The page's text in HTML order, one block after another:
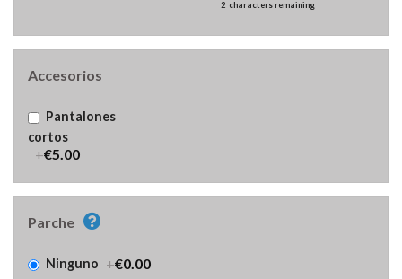
2 characters remaining
Accesorios
Pantalones
cortos
+€5.00
Parche
Ninguno +€0.00